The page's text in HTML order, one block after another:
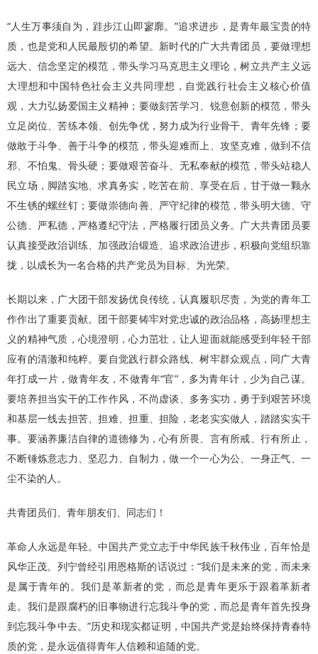
“人生万事须自为，跬步江山即寥廓。”追求进步，是青年最宝贵的特
质，也是党和人民最殷切的希望。新时代的广大共青团员，要做理想
远大、信念坚定的模范，带头学习马克思主义理论，树立共产主义远
大理想和中国特色社会主义共同理想，自觉践行社会主义核心价值
观，大力弘扬爱国主义精神；要做刻苦学习、锐意创新的模范，带头
立足岗位、苦练本领、创先争优，努力成为行业骨干、青年先锋；要
做敢于斗争、善于斗争的模范，带头迎难而上、攻坚克难，做到不信
邪、不怕鬼、骨头硬；要做艰苦奋斗、无私奉献的模范，带头站稳人
民立场，脚踏实地、求真务实，吃苦在前、享受在后，甘于做一颗永
不生锈的螺丝钉；要做崇德向善、严守纪律的模范，带头明大德、守
公德、严私德，严格遵纪守法，严格履行团员义务。广大共青团员要
认真接受政治训练、加强政治锻造、追求政治进步，积极向党组织靠
拢，以成长为一名合格的共产党员为目标、为光荣。
长期以来，广大团干部发扬优良传统，认真履职尽责，为党的青年工
作作出了重要贡献。团干部要铸牢对党忠诚的政治品格，高扬理想主
义的精神气质，心境澄明，心力茁壮，让人迎面就能感受到年轻干部
应有的清澈和纯粹。要自觉践行群众路线、树牢群众观点，同广大青
年打成一片，做青年友，不做青年“官”，多为青年计，少为自己谋。
要培养担当实干的工作作风，不尚虚谈、多务实功，勇于到艰苦环境
和基层一线去担苦、担难、担重、担险，老老实实做人，踏踏实实干
事。要涵养廉洁自律的道德修为，心有所畏、言有所戒、行有所止，
不断锤炼意志力、坚忍力、自制力，做一个一心为公、一身正气、一
尘不染的人。
共青团员们、青年朋友们、同志们！
革命人永远是年轻。中国共产党立志于中华民族千秋伟业，百年恰是
风华正茂。列宁曾经引用恩格斯的话说过：“我们是未来的党，而未来
是属于青年的。我们是革新者的党，而总是青年更乐于跟着革新者
走。我们是跟腐朽的旧事物进行忘我斗争的党，而总是青年首先投身
到忘我斗争中去。”历史和现实都证明，中国共产党是始终保持青春特
质的党，是永远值得青年人信赖和追随的党。